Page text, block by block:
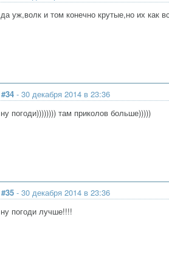
да уж,волк и том конечно крутые,но их как
#34 - 30 декабря 2014 в 23:36
ну погоди)))))))) там приколов больше)))))
#35 - 30 декабря 2014 в 23:36
ну погоди лучше!!!!